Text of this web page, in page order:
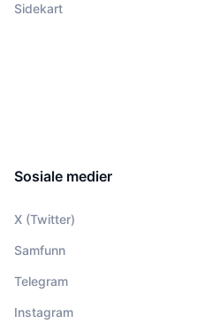
Sidekart
Sosiale medier
X (Twitter)
Samfunn
Telegram
Instagram